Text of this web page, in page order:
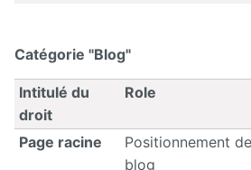
Flipbook
Forms
Front
Edition
Catégorie "Blog"
Intitulé du
droit
Role
Page racine
Positionnement
blog